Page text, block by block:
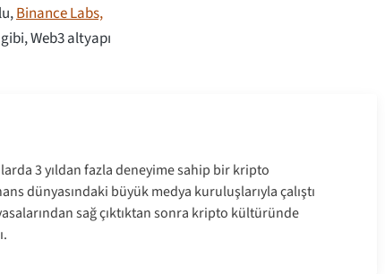
Binance Labs,
Web3 altyapı
3 yıldan fazla deneyime sahip bir kripto
dünyasındaki büyük medya kuruluşlarıyla çalıştı
sağ çıktıktan sonra kripto kültüründe